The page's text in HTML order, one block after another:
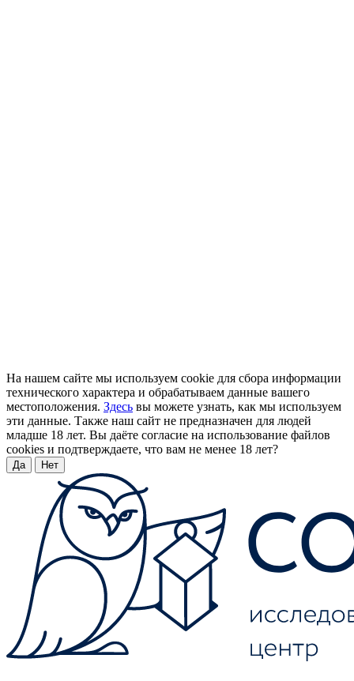
На нашем сайте мы используем cookie для сбора информации
технического характера и обрабатываем данные вашего
местоположения. Здесь вы можете узнать, как мы используем
эти данные. Также наш сайт не предназначен для людей
младше 18 лет. Вы даёте согласие на использование файлов
cookies и подтверждаете, что вам не менее 18 лет?
Да Нет